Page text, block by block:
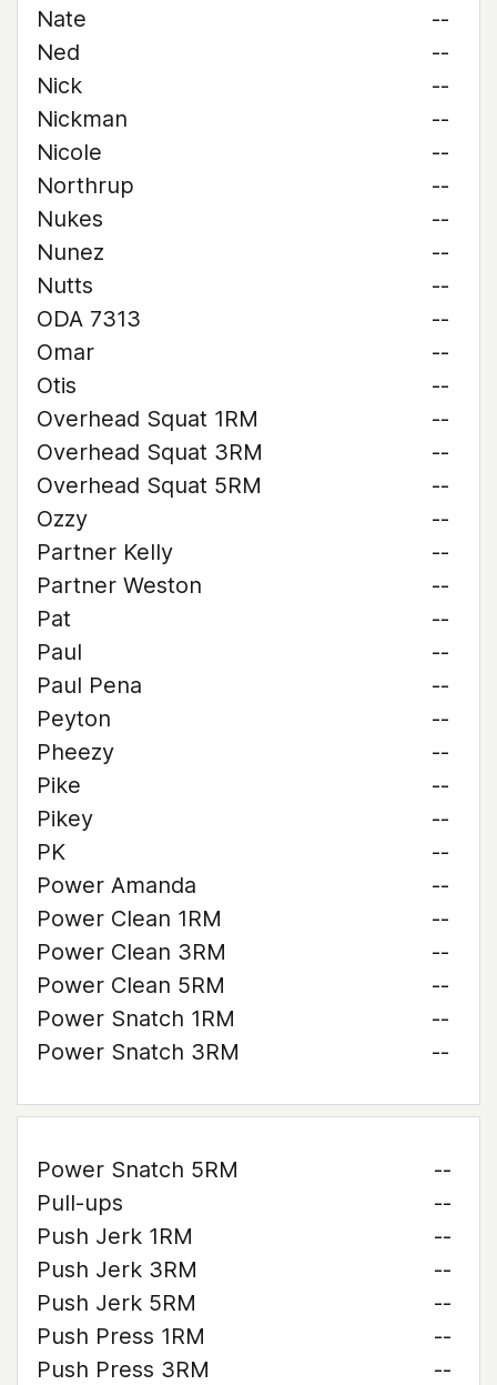
Nate
--
Ned
--
Nick
--
Nickman
--
Nicole
--
Northrup
--
Nukes
--
Nunez
--
Nutts
--
ODA 7313
--
Omar
--
Otis
--
Overhead Squat 1RM
--
Overhead Squat 3RM
--
Overhead Squat 5RM
--
Ozzy
--
Partner Kelly
--
Partner Weston
--
Pat
--
Paul
--
Paul Pena
--
Peyton
--
Pheezy
--
Pike
--
Pikey
--
PK
--
Power Amanda
--
Power Clean 1RM
--
Power Clean 3RM
--
Power Clean 5RM
--
Power Snatch 1RM
--
Power Snatch 3RM
--
Power Snatch 5RM
--
Pull-ups
--
Push Jerk 1RM
--
Push Jerk 3RM
--
Push Jerk 5RM
--
Push Press 1RM
--
Push Press 3RM
--